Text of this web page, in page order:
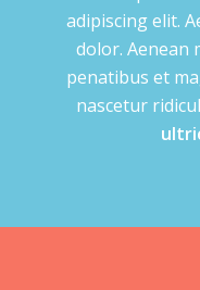
adipiscing elit.
dolor. Aenean
penatibus et
nascetur